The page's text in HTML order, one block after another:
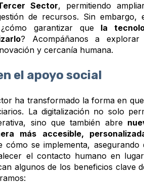
Sector, permitiendo
de recursos. Sin embargo,
garantizar que la
? Acompáñanos a explorar
y cercanía humana.
el apoyo social
ha transformado la forma en
La digitalización no solo
sino que también abre
más accesible,
se implementa, asegurando
el contacto humano en
algunos de los beneficios clave